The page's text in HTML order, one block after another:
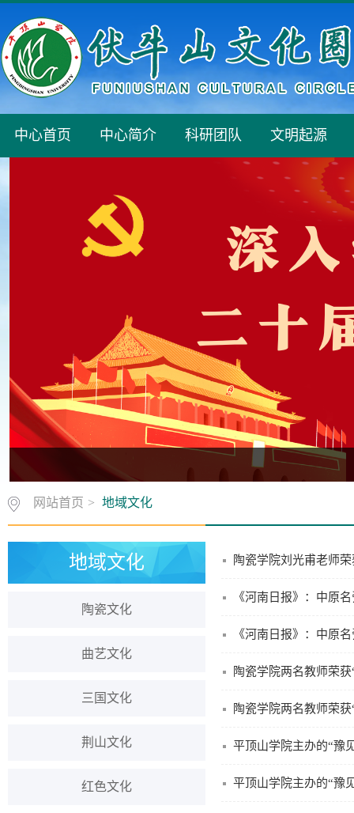
中心首页 中心简介 科研团队 文明起源
网站首页 > 地域文化
地域文化
陶瓷文化
曲艺文化
三国文化
荆山文化
红色文化
陶瓷学院刘光甫老师
《河南日报》：中原
《河南日报》：中原
陶瓷学院两名教师荣
陶瓷学院两名教师荣
平顶山学院主办的“豫
平顶山学院主办的“豫